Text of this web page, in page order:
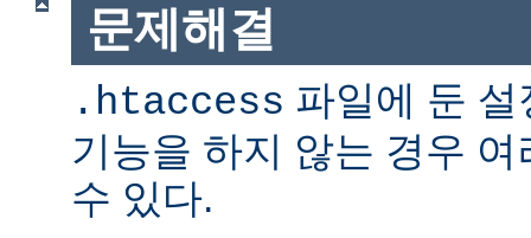
문제해결
.htaccess 파일에 둔
기능을 하지 않는 경우
수 있다.